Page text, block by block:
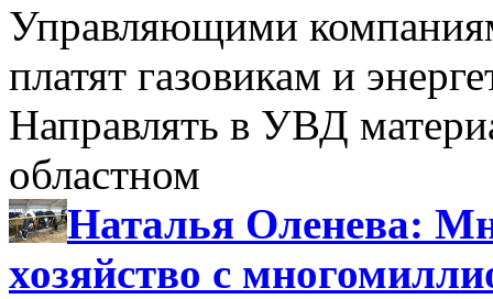
Управляющими
платят газовикам и
Направлять в УВД
областном
Наталья Оленева:
хозяйство с